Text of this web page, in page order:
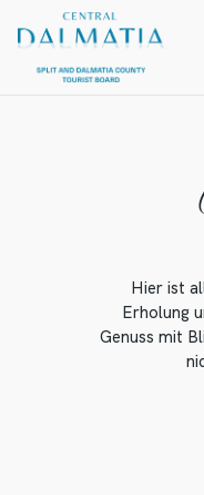
Hier ist
Erholung
Genuss mit